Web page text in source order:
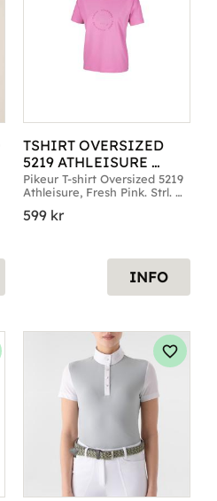
TSHIRT OVERSIZED
5219 ATHLEISURE
FRESH PINK
Pikeur T-shirt Oversized 5219
Athleisure, Fresh Pink. Strl.
599 kr
INFO
till i favoriter Lägg